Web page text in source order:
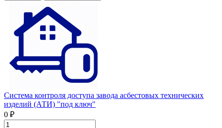
Система контроля доступа завода асбестовых технических
изделий (АТИ) "под ключ"
0 ₽